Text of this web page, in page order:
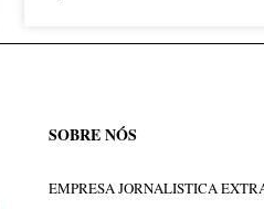
SOBRE NÓS
EMPRESA JORNALISTICA